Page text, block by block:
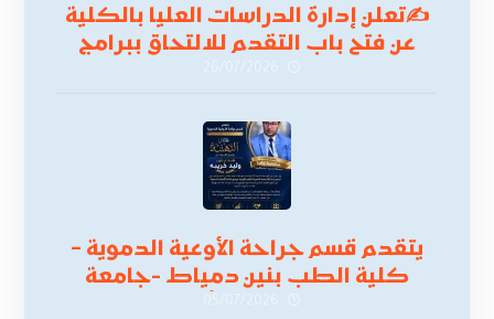
✍تعلن إدارة الدراسات العليا بالكلية
عن فتح باب التقدم للالتحاق ببرامج
أكتوبر 2026،
يتقدم قسم جراحة الأوعية الدموية –
كلية الطب بنين دمياط -جامعة